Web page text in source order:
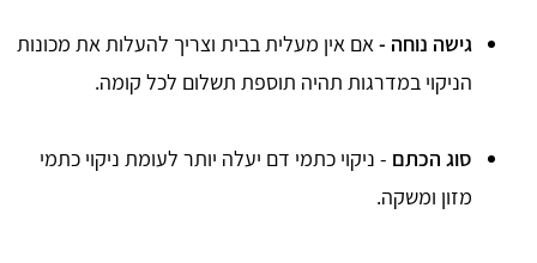
גישה נוחה -אם אין מעלית בבית וצריך להעלות את מכונות
הניקוי במדרגות תהיה תוספת תשלום לכל קומה.
סוג הכתם - ניקוי כתמי דם יעלה יותר לעומת ניקוי כתמי
מזון ומשקה.